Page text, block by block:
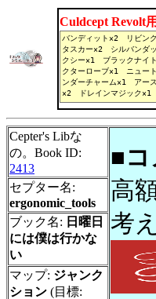
Culdcept Revolt用
Cepter's Libな
の。Book ID:
2413
■コ
高
考
セプター名:
ergonomic_tools
ブック名: 日曜日
には僕は行かな
い
マップ: ジャンク
ション (目標: